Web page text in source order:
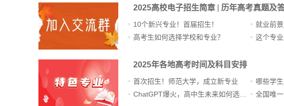
2025高校电子招生简章 历年高考真题及
10个新兴专业！首届招生！
高考生如何选择学校和专业？
就业前
这个专
2025年各地高考时间及科目安排
首次招生！师范大学，成立新专业
哪些学
全国唯